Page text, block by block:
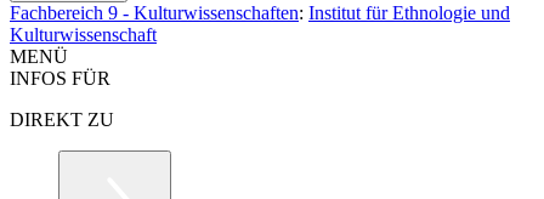
Fachbereich 9 - Kulturwissenschaften: Institut für Ethnologie und
Kulturwissenschaft
MENÜ
INFOS FÜR
DIREKT ZU